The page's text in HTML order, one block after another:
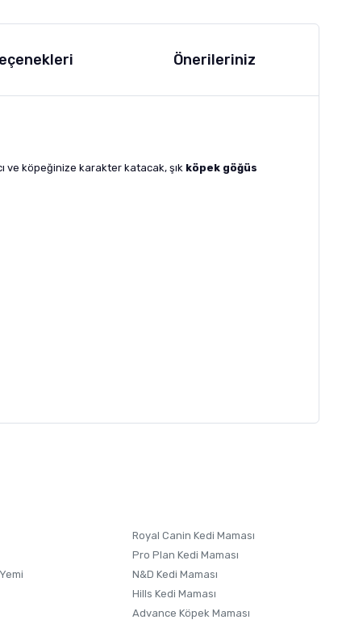
Önerileriniz
ve köpeğinize karakter katacak, şık köpek göğüs
Royal Canin Kedi Maması
Pro Plan Kedi Maması
N&D Kedi Maması
Hills Kedi Maması
Advance Köpek Maması